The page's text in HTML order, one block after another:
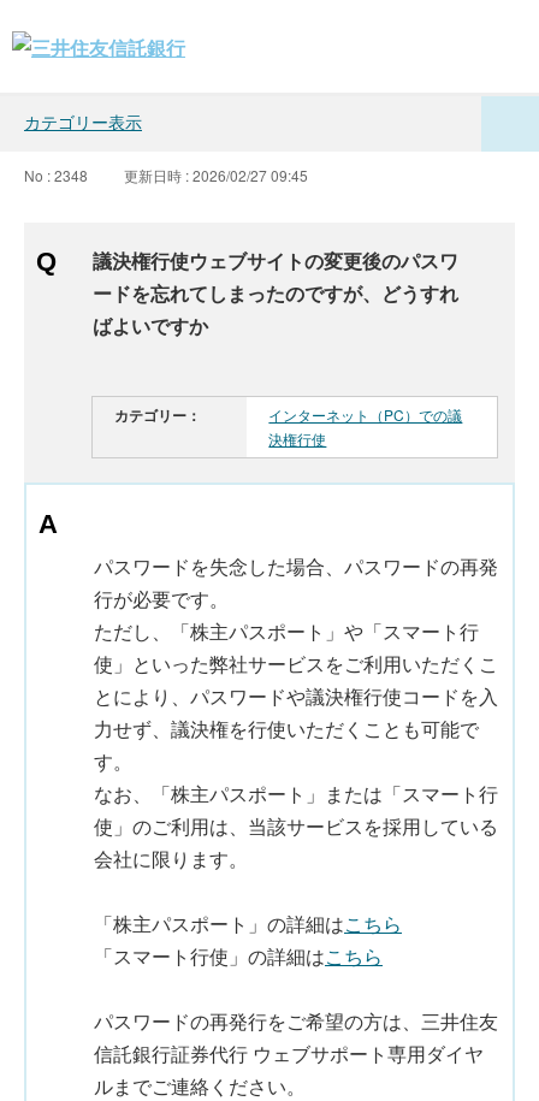
カテゴリー表示
No : 2348 更新日時 : 2026/02/27 09:45
議決権行使ウェブサイトの変更後のパスワ
ードを忘れてしまったのですが、どうすれ
ばよいですか
カテゴリー：
インターネット（PC）での議
決権行使
パスワードを失念した場合、パスワードの再発
行が必要です。
ただし、「株主パスポート」や「スマート行
使」といった弊社サービスをご利用いただくこ
とにより、パスワードや議決権行使コードを入
力せず、議決権を行使いただくことも可能で
す。
なお、「株主パスポート」または「スマート行
使」のご利用は、当該サービスを採用している
会社に限ります。
「株主パスポート」の詳細はこちら
「スマート行使」の詳細はこちら
パスワードの再発行をご希望の方は、三井住友
信託銀行証券代行 ウェブサポート専用ダイヤ
ルまでご連絡ください。